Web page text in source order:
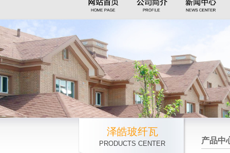
泽皓玻纤瓦
PRODUCTS CENTER 产品中